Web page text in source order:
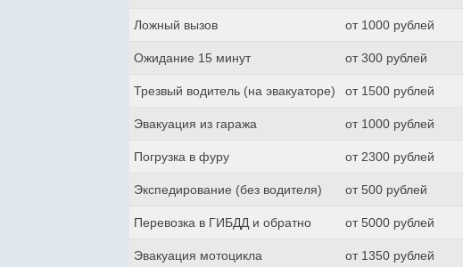
Ложный вызов от 1000 рублей
Ожидание 15 минут от 300 рублей
Трезвый водитель (на эвакуаторе) от 1500 рублей
Эвакуация из гаража от 1000 рублей
Погрузка в фуру от 2300 рублей
Экспедирование (без водителя) от 500 рублей
Перевозка в ГИБДД и обратно от 5000 рублей
Эвакуация мотоцикла от 1350 рублей